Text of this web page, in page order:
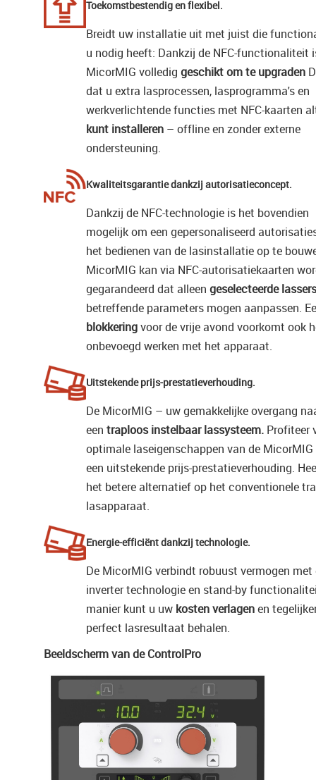
Toekomstbestendig en flexibel.
Breidt uw installatie uit met juist die
u nodig heeft: Dankzij de NFC-functionaliteit
MicorMIG volledig geschikt om te upgraden
dat u extra lasprocessen, lasprogramma's en
werkverlichtende functies met NFC-kaarten
kunt installeren – offline en zonder externe
ondersteuning.
Kwaliteitsgarantie dankzij autorisatieconcept.
Dankzij de NFC-technologie is het bovendien
mogelijk om een gepersonaliseerd
het bedienen van de lasinstallatie op te
MicorMIG kan via NFC-autorisatiekaarten
gegarandeerd dat alleen geselecteerde lassers
betreffende parameters mogen aanpassen.
blokkeringvoor de vrije avond voorkomt ook
onbevoegd werken met het apparaat.
Uitstekende prijs-prestatieverhouding.
De MicorMIG – uw gemakkelijke overgang
een traploos instelbaar lassysteem. Profiteer
optimale laseigenschappen van de MicorMIG
een uitstekende prijs-prestatieverhouding.
het betere alternatief op het conventionele
lasapparaat.
Energie-efficiënt dankzij technologie.
De MicorMIG verbindt robuust vermogen
inverter technologie en stand-by
manier kunt u uw kosten verlagenen
perfect lasresultaat behalen.
Beeldscherm van de ControlPro